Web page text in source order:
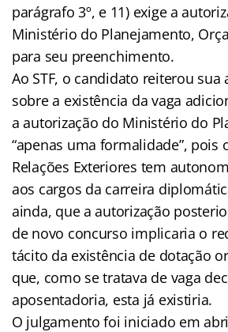
parágrafo 3º, e 11) exige a
Ministério do Planejamento,
para seu preenchimento.
Ao STF, o candidato reiterou sua
sobre a existência da vaga
a autorização do Ministério do
“apenas uma formalidade”, pois
Relações Exteriores tem
aos cargos da carreira
ainda, que a autorização
de novo concurso implicaria o
tácito da existência de dotação
que, como se tratava de vaga
aposentadoria, esta já existiria.
O julgamento foi iniciado em